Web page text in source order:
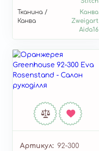
Тканина /
Канва
Канва
Zweigart
Aida16
Артикул 92-300